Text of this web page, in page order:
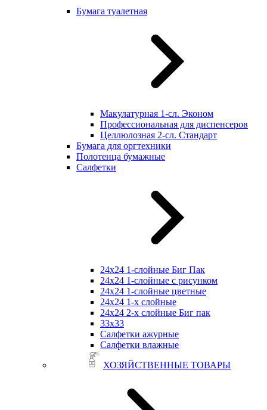
Бумага туалетная
Макулатурная 1-сл. Эконом
Профессиональная для диспенсеров
Целлюлозная 2-сл. Стандарт
Бумага для оргтехники
Полотенца бумажные
Салфетки
24х24 1-слойные Биг Пак
24х24 1-слойные с рисунком
24х24 1-слойные цветные
24х24 1-х слойные
24х24 2-х слойные Биг пак
33х33
Салфетки ажурные
Салфетки влажные
ХОЗЯЙСТВЕННЫЕ ТОВАРЫ